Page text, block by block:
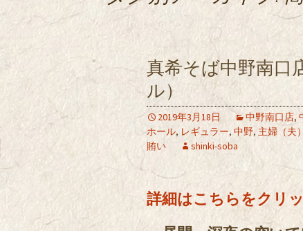
真希そば中野南
ル）
2019年3月18日 中野南口店,
ホール, レギュラー, 中野, 主婦（夫）
賄い
shinki-soba
詳細はこちらをクリ